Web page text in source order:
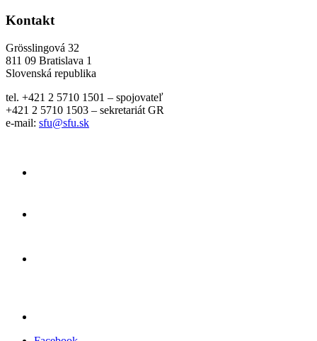
Kontakt
Grösslingová 32
811 09 Bratislava 1
Slovenská republika
tel. +421 2 5710 1501 – spojovateľ
+421 2 5710 1503 – sekretariát GR
e-mail: sfu@sfu.sk